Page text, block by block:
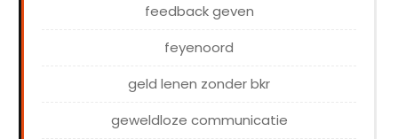
feedback geven
feyenoord
geld lenen zonder bkr
geweldloze communicatie